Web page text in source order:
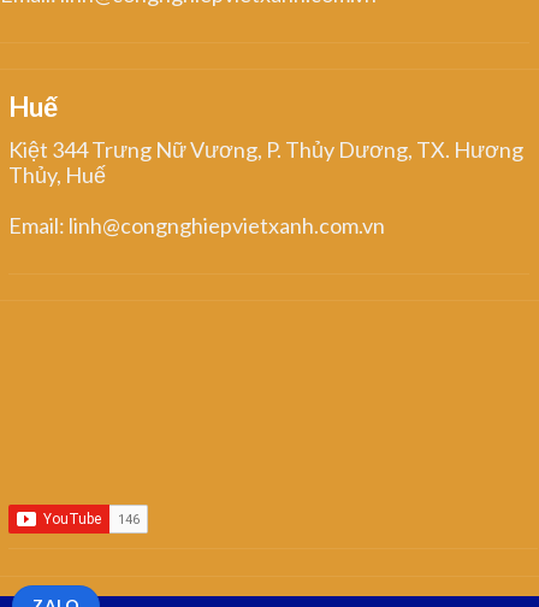
Huế
Kiệt 344 Trưng Nữ Vương, P. Thủy Dương, TX. Hương
Thủy, Huế
Email: linh@congnghiepvietxanh.com.vn